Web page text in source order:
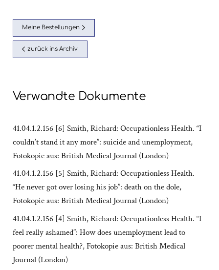
Meine Bestellungen
zurück ins Archiv
Verwandte Dokumente
41.04.1.2.156 [6] Smith, Richard: Occupationless Health. “I
couldn’t stand it any more”: suicide and unemployment,
Fotokopie aus: British Medical Journal (London)
41.04.1.2.156 [5] Smith, Richard: Occupationless Health.
“He never got over losing his job”: death on the dole,
Fotokopie aus: British Medical Journal (London)
41.04.1.2.156 [4] Smith, Richard: Occupationless Health. “I
feel really ashamed”: How does unemployment lead to
poorer mental health?, Fotokopie aus: British Medical
Journal (London)